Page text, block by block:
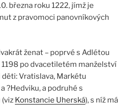
března roku 1222, jímž je
z pravomoci panovníkových
ženat – poprvé s Adlétou
po dvacetiletém manželství
děti: Vratislava, Markétu
?Hedviku, a podruhé s
Konstancie Uherská), s níž má